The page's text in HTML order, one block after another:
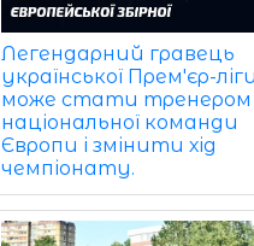
Легендарний гравець
української Прем'єр-
може стати тренером
національної команди
Європи і змінити хід
чемпіонату.